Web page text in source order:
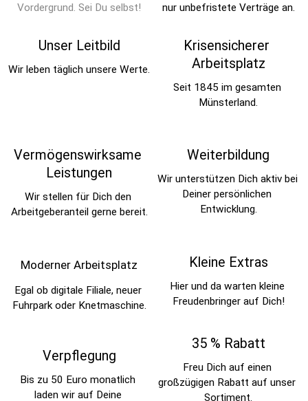
Vordergrund. Sei Du selbst!
nur unbefristete Verträge an.
Unser Leitbild
Wir leben täglich unsere Werte.
Krisensicherer
Arbeitsplatz
Seit 1845 im gesamten
Münsterland.
Vermögenswirksame
Leistungen
Wir stellen für Dich den
Arbeitgeberanteil gerne bereit.
Weiterbildung
Wir unterstützen Dich aktiv bei
Deiner persönlichen
Entwicklung.
Moderner Arbeitsplatz
Egal ob digitale Filiale, neuer
Fuhrpark oder Knetmaschine.
Kleine Extras
Hier und da warten kleine
Freudenbringer auf Dich!
Verpflegung
Bis zu 50 Euro monatlich
laden wir auf Deine
35 % Rabatt
Freu Dich auf einen
großzügigen Rabatt auf unser
Sortiment.